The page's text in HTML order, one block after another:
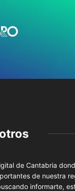
de Cantabria
de nuestra
informarte,